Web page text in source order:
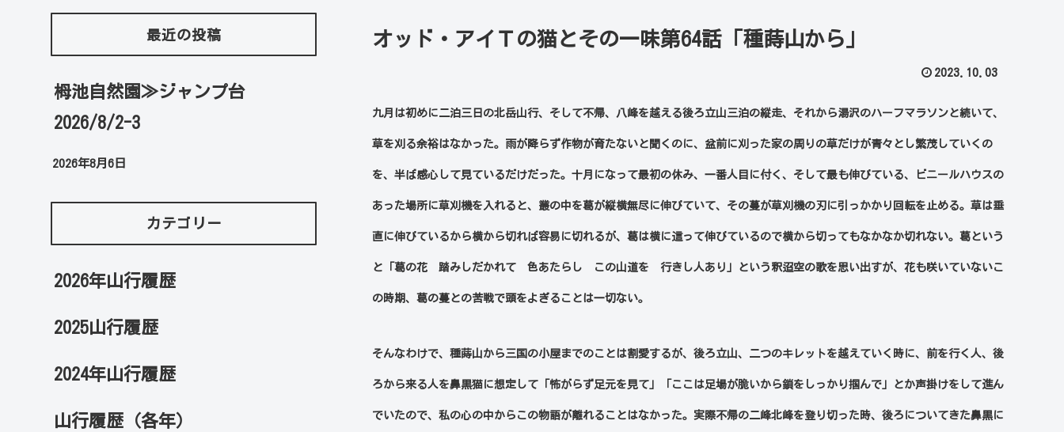
オッド・アイＴの猫とその一味第64話「種蒔山から」
2023.10.03
九月は初めに二泊三日の北岳山行、そして不帰、八峰を越える後ろ立山三泊の縦走、それから湯沢のハーフマラソンと続いて、
草を刈る余裕はなかった。雨が降らず作物が育たないと聞くのに、盆前に刈った家の周りの草だけが青々とし繁茂していくの
を、半ば感心して見ているだけだった。十月になって最初の休み、一番人目に付く、そして最も伸びている、ビニールハウスの
あった場所に草刈機を入れると、叢の中を葛が縦横無尽に伸びていて、その蔓が草刈機の刃に引っかかり回転を止める。草は垂
直に伸びているから横から切れば容易に切れるが、葛は横に這って伸びているので横から切ってもなかなか切れない。葛という
と「葛の花 踏みしだかれて 色あたらし この山道を 行きし人あり」という釈迢空の歌を思い出すが、花も咲いていないこ
の時期、葛の蔓との苦戦で頭をよぎることは一切ない。
そんなわけで、種蒔山から三国の小屋までのことは割愛するが、後ろ立山、二つのキレットを越えていく時に、前を行く人、後
ろから来る人を鼻黒猫に想定して「怖がらず足元を見て」「ここは足場が脆いから鎖をしっかり掴んで」とか声掛けをして進ん
でいたので、私の心の中からこの物語が離れることはなかった。実際不帰の二峰北峰を登り切った時、後ろについてきた鼻黒に
最近の投稿
栂池自然園≫ジャンプ台
2026/8/2-3
2026年8月6日
カテゴリー
2026年山行履歴
2025山行履歴
2024年山行履歴
山行履歴（各年）